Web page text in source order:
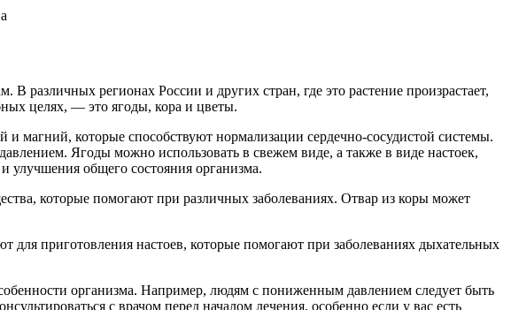
различных регионах России и других стран, где это растение произрастает,
целях, — это ягоды, кора и цветы.
магний, которые способствуют нормализации сердечно-сосудистой системы.
Ягоды можно использовать в свежем виде, а также в виде настоек,
улучшения общего состояния организма.
которые помогают при различных заболеваниях. Отвар из коры может
приготовления настоев, которые помогают при заболеваниях дыхательных
организма. Например, людям с пониженным давлением следует быть
с врачом перед началом лечения, особенно если у вас есть